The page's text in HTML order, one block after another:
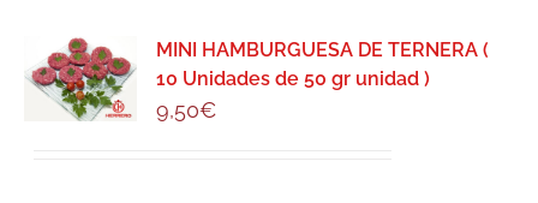
MINI HAMBURGUESA DE TERNERA (
10 Unidades de 50 gr unidad )
9,50€